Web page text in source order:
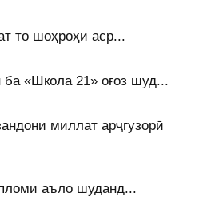
то шоҳроҳи аср...
ба «Школа 21» оғоз шуд...
миллат арҷгузорӣ
аъло шуданд...